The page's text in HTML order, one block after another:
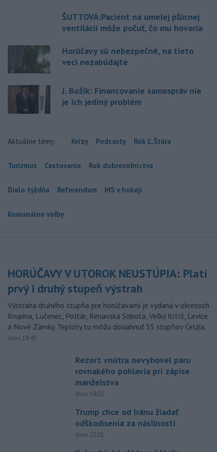
ŠUTTOVÁ:Pacient na umelej pľúcnej
ventilácii môže počuť, čo mu hovoria
Horúčavy sú nebezpečné, na tieto
veci nezabúdajte
J. Božik: Financovanie samospráv nie
je ich jediný problém
Aktuálne témy: Kvízy Podcasty Rok Ľ.Štúra
Turizmus Cestovanie Rok dobrovoľníctva
Dielo týždňa Referendum MS v hokeji
Komunálne voľby
HORÚČAVY V UTOROK NEUSTÚPIA: Platí
prvý i druhý stupeň výstrah
Výstraha druhého stupňa pre horúčavami je vydaná v okresoch
Krupina, Lučenec, Poltár, Rimavská Sobota, Veľký Krtíš, Levice
a Nové Zámky. Teploty tu môžu dosiahnuť 35 stupňov Celzia.
dnes 18:41
Rezort vnútra nevyhovel páru
rovnakého pohlavia pri zápise
manželstva
dnes 18:02
Trump chce od Iránu žiadať
odškodnenia za násilnosti
dnes 22:01